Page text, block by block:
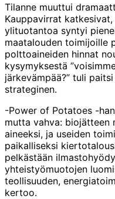
Tilanne muuttui
Kauppavirrat
ylituotantoa syntyi
maatalouden toimijoille
polttoaineiden hinnat
kysymyksestä
järkevämpää?” tuli
strateginen.
-Power of Potatoes -
mutta vahva: biojätteen
aineeksi, ja useiden
paikalliseksi
pelkästään
yhteistyömuotojen
teollisuuden,
kertoo.